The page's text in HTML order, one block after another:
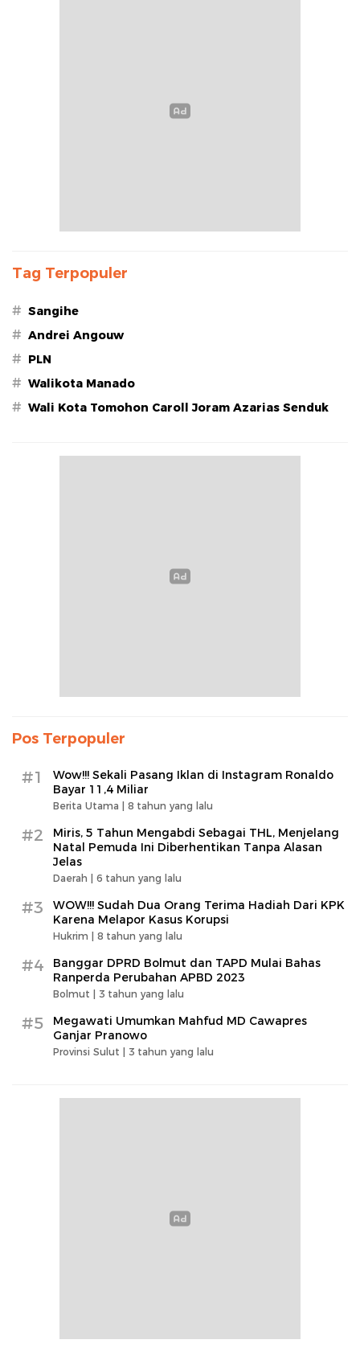
Tag Terpopuler
# Sangihe
# Andrei Angouw
# PLN
# Walikota Manado
# Wali Kota Tomohon Caroll Joram Azarias Senduk
Pos Terpopuler
#1
Wow!!! Sekali Pasang Iklan di Instagram Ronaldo
Bayar 11,4 Miliar
Berita Utama | 8 tahun yang lalu
#2
Miris, 5 Tahun Mengabdi Sebagai THL, Menjelang
Natal Pemuda Ini Diberhentikan Tanpa Alasan
Jelas
Daerah | 6 tahun yang lalu
#3
WOW!!! Sudah Dua Orang Terima Hadiah Dari KPK
Karena Melapor Kasus Korupsi
Hukrim | 8 tahun yang lalu
#4
Banggar DPRD Bolmut dan TAPD Mulai Bahas
Ranperda Perubahan APBD 2023
Bolmut | 3 tahun yang lalu
#5
Megawati Umumkan Mahfud MD Cawapres
Ganjar Pranowo
Provinsi Sulut | 3 tahun yang lalu